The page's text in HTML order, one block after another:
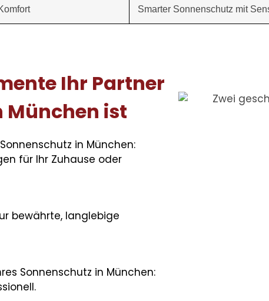
Smarter Sonnenschutz mit
Ihr Partner
München ist
in München:
für Ihr Zuhause oder
bewährte, langlebige
Sonnenschutz in München: